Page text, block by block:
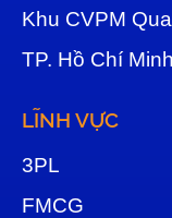
Khu CVPM
TP. Hồ Chí
LĨNH VỰC
3PL
FMCG